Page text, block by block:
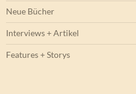
Neue Bücher
Interviews + Artikel
Features + Storys